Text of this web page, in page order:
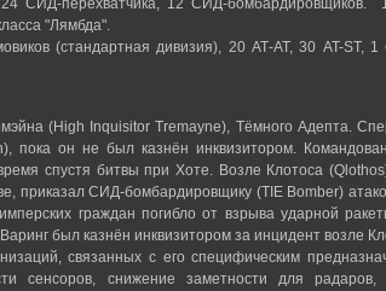
СИД-перехватчика, 12 СИД-бомбардировщиков.
"Лямбда".
(стандартная дивизия), 20 АТ-АТ, 30 AT-ST, 1
(High Inquisitor Tremayne), Тёмного Адепта.
пока он не был казнён инквизитором.
спустя битвы при Хоте. Возле Клотоса
приказал СИД-бомбардировщику (TIE Bomber)
граждан погибло от взрыва ударной
был казнён инквизитором за инцидент возле
связанных с его специфическим
сенсоров, снижение заметности для радаров,